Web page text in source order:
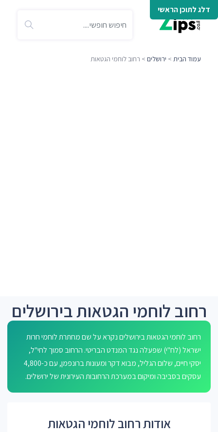
דלג לתוכן הראשי
עמוד הבית > ירושלים > רחוב לוחמי הגטאות
רחוב לוחמי הגטאות בירושלים
רחוב לוחמי הגטאות בירושלים נקרא על שם מחתרת לוחמי חרות
ישראל (לח"י) שפעלה נגד המנדט הבריטי. הרחוב סמוך לחי"ל,
יסקי חיים, שלום הגליל, מבוא דקר ומעונות ברונפמן, עם כ-4,800
עסקים בסביבה ומיקום במערכת הרחובות העירונית של ירושלים.
אודות רחוב לוחמי הגטאות